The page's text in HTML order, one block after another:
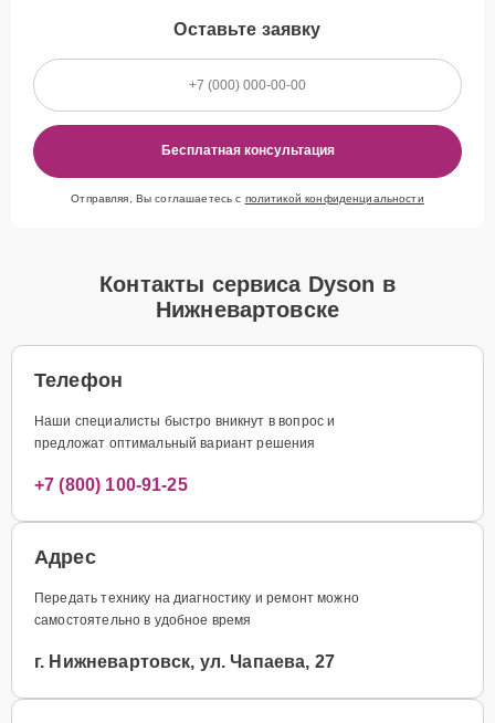
Оставьте заявку
Бесплатная консультация
Отправляя, Вы соглашаетесь с политикой конфиденциальности
Контакты сервиса Dyson в
Нижневартовске
Телефон
Наши специалисты быстро вникнут в вопрос и
предложат оптимальный вариант решения
+7 (800) 100-91-25
Адрес
Передать технику на диагностику и ремонт можно
самостоятельно в удобное время
г. Нижневартовск, ул. Чапаева, 27